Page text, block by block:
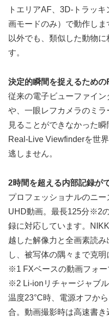
トエリアAF、3D-トラッ
画モードのみ）で動作し
以外でも、類似した動物
す。
決定的瞬間を捉えるため
従来の電子ビューファイ
や、一眼レフカメラのミ
見ることができなかった
Real-Live Viewfinderを世
逃しません。
2時間を超える内部記録
プロフェッショナルのニ
UHD動画。最長125分※2
録に対応しています。
越した解像力と全画素読
し、被写体の隅々まで克明
※1 FXベースの動画フォー
※2 Li-ionリチャージャブ
温度23°C時、電源オフか
合。動画撮影時は高速書